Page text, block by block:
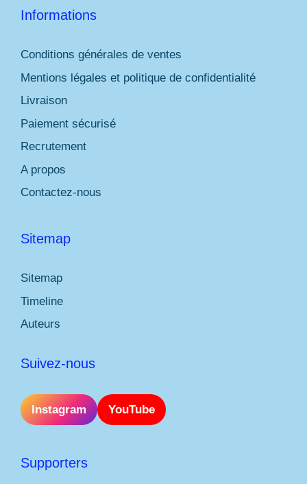
Informations
Conditions générales de ventes
Mentions légales et politique de confidentialité
Livraison
Paiement sécurisé
Recrutement
A propos
Contactez-nous
Sitemap
Sitemap
Timeline
Auteurs
Suivez-nous
Instagram YouTube
Supporters